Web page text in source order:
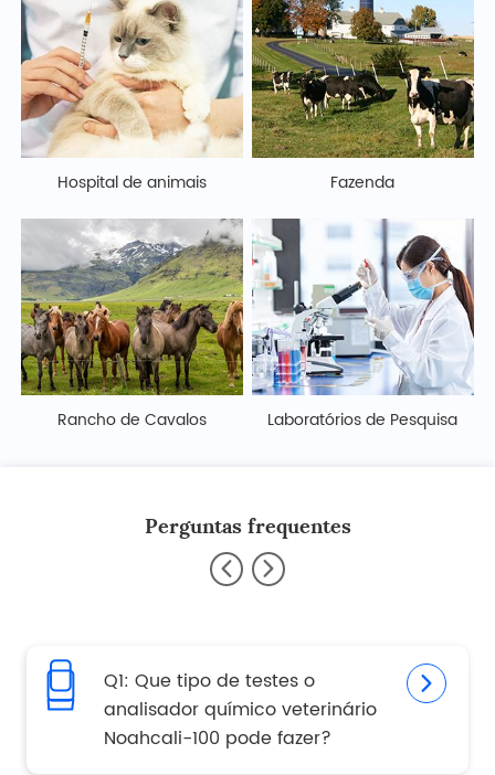
Hospital de animais Fazenda
Rancho de Cavalos Laboratórios de Pesquisa
Perguntas frequentes
Q1: Que tipo de testes o
analisador químico veterinário
Noahcali-100 pode fazer?